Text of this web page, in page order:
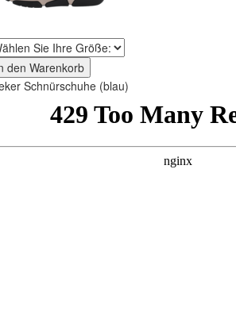
den Warenkorb
Schnürschuhe (blau)